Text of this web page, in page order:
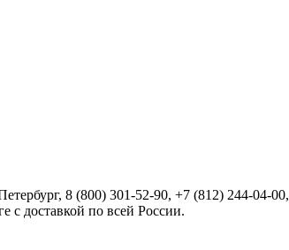
, 8 (800) 301-52-90, +7 (812) 244-04-00,
доставкой по всей России.